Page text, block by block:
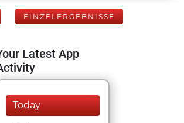
EINZELERGEBNISSE
Latest App
Today